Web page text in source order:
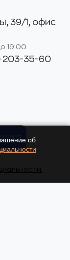
39/1, офис
19:00
203-35-60
об